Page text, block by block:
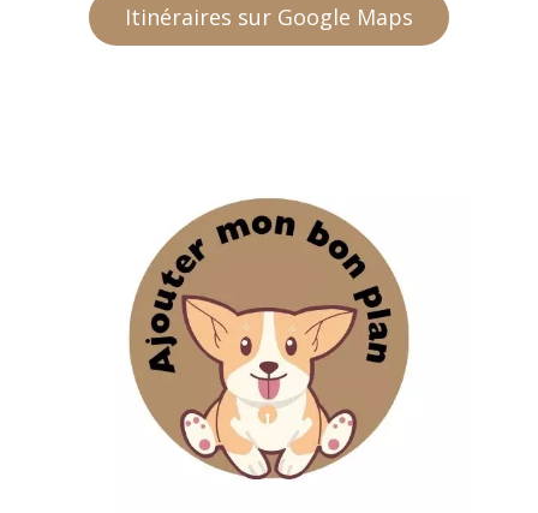
Itinéraires sur Google Maps